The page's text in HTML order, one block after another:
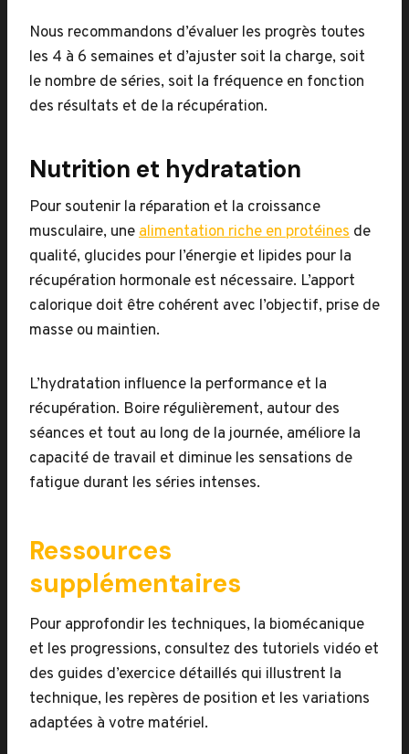
Nous recommandons d’évaluer les progrès toutes
les 4 à 6 semaines et d’ajuster soit la charge, soit
le nombre de séries, soit la fréquence en fonction
des résultats et de la récupération.
Nutrition et hydratation
Pour soutenir la réparation et la croissance
musculaire, unealimentation riche en protéines de
qualité, glucides pour l’énergie et lipides pour la
récupération hormonale est nécessaire. L’apport
calorique doit être cohérent avec l’objectif, prise de
masse ou maintien.
L’hydratation influence la performance et la
récupération. Boire régulièrement, autour des
séances et tout au long de la journée, améliore la
capacité de travail et diminue les sensations de
fatigue durant les séries intenses.
Ressources
supplémentaires
Pour approfondir les techniques, la biomécanique
et les progressions, consultez des tutoriels vidéo et
des guides d’exercice détaillés qui illustrent la
technique, les repères de position et les variations
adaptées à votre matériel.